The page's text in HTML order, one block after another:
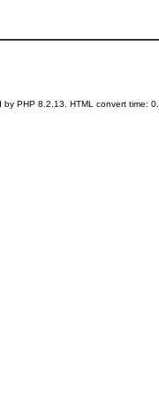
by PHP 8.2.13. HTML convert time: